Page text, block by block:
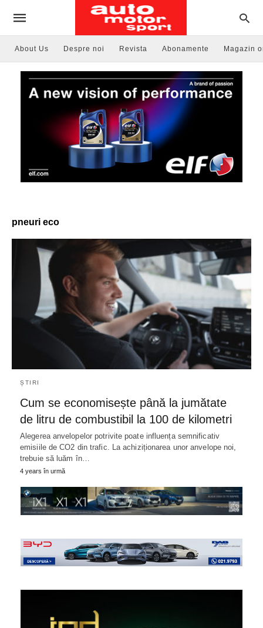
About Us Despre noi Revista Abonamente Magazin
pneuri eco
ȘTIRI
Cum se economisește până la jumătate
de litru de combustibil la 100 de kilometri
Alegerea anvelopelor potrivite poate influența semnificativ
emisiile de CO2 din trafic. La achiziționarea unor anvelope noi,
trebuie să luăm în…
4 years în urmă